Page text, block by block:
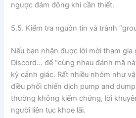
ngược đám đông khi cần thiết.
5.5. Kiểm tra nguồn tin và tránh
Nếu bạn nhận được lời mời tham gia
Discord… để “cùng nhau đánh mã
kỳ cảnh giác. Rất nhiều nhóm như
điều phối chiến dịch pump and
thường không kiểm chứng, lời
người liên tục khoe lãi.